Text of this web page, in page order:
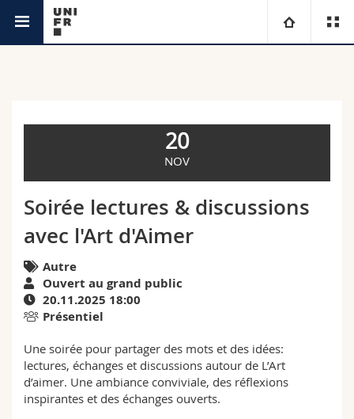
Université
Formation continue
Sciences économiques et sociales et management
Lettres et sciences humaines
Sciences de l'éducation et de la formation
Sciences et médecine
Interfacultaire
Etudiants
Médias
Chercheurs
Collaborateurs
Doctorants
Ressources
Annuaire du personnel
Plan d'accès
Bibliothèques
Webmail
Programme des cours
20
NOV
Soirée lectures & discussions
avec l'Art d'Aimer
Autre
Ouvert au grand public
20.11.2025 18:00
Présentiel
Une soirée pour partager des mots et des idées:
lectures, échanges et discussions autour de L’Art
d’aimer. Une ambiance conviviale, des réflexions
inspirantes et des échanges ouverts.